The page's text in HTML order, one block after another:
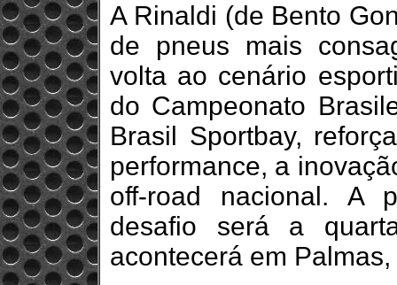
A Rinaldi (de Bento
de pneus mais
volta ao cenário
do Campeonato
Brasil Sportbay,
performance, a
off-road nacional. A
desafio será a
acontecerá em